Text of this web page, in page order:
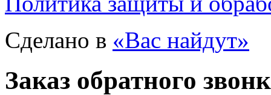
Сделано в «Вас найдут»
Заказ обратного